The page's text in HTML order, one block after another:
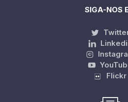
SIGA-NOS
Flickr